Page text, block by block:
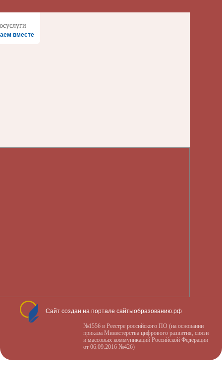
вместе
Сайт создан на портале сайтыобразованию.рф
№1556 в Реестре российского ПО (на основании
приказа Министерства цифрового развития, связи
и массовых коммуникаций Российской Федерации
от 06.09.2016 №426)